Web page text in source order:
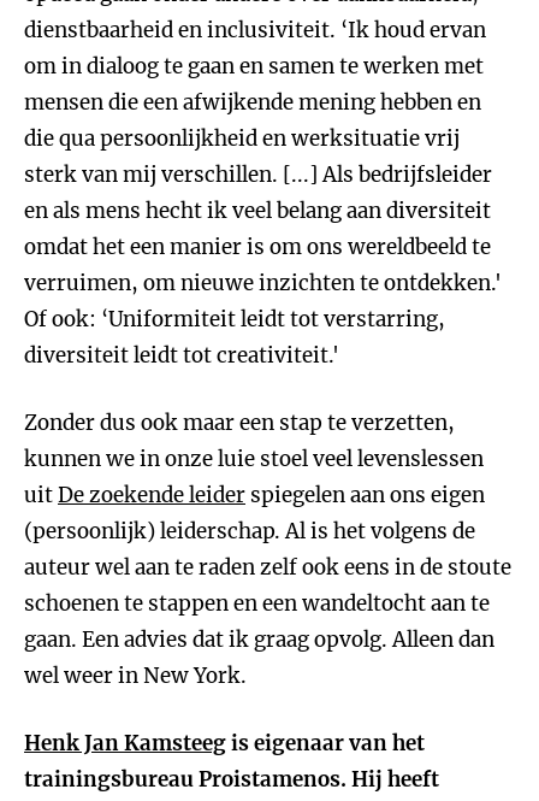
dienstbaarheid en inclusiviteit. ‘Ik houd ervan
om in dialoog te gaan en samen te werken met
mensen die een afwijkende mening hebben en
die qua persoonlijkheid en werksituatie vrij
sterk van mij verschillen. [...] Als bedrijfsleider
en als mens hecht ik veel belang aan diversiteit
omdat het een manier is om ons wereldbeeld te
verruimen, om nieuwe inzichten te ontdekken.'
Of ook: ‘Uniformiteit leidt tot verstarring,
diversiteit leidt tot creativiteit.'
Zonder dus ook maar een stap te verzetten,
kunnen we in onze luie stoel veel levenslessen
uitDe zoekende leider spiegelen aan ons eigen
(persoonlijk) leiderschap. Al is het volgens de
auteur wel aan te raden zelf ook eens in de stoute
schoenen te stappen en een wandeltocht aan te
gaan. Een advies dat ik graag opvolg. Alleen dan
wel weer in New York.
Henk Jan Kamsteegis eigenaar van het
trainingsbureau Proistamenos. Hij heeft